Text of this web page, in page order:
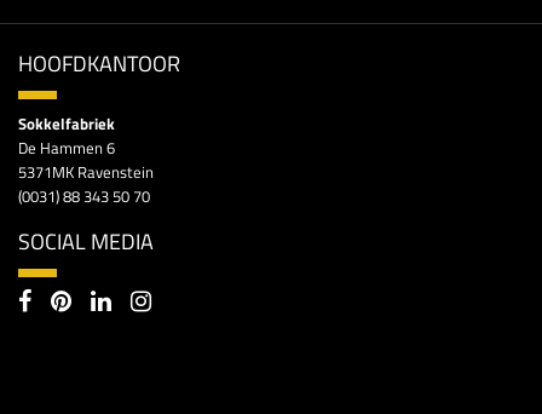
HOOFDKANTOOR
Sokkelfabriek
De Hammen 6
5371MK Ravenstein
(0031) 88 343 50 70
SOCIAL MEDIA